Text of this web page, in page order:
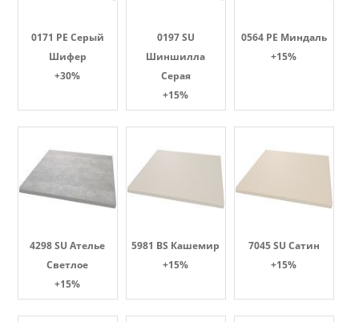
0171 PE Серый
Шифер
+30%
0197 SU
Шиншилла
Серая
+15%
0564 PE Миндаль
+15%
4298 SU Ателье
Светлое
+15%
5981 BS Кашемир
+15%
7045 SU Сатин
+15%